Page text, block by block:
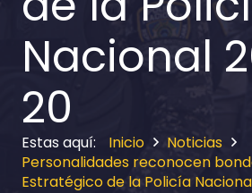
Nacional
20
Inicio
Noticias
Personalidades reconocen
Estratégico de la Policía